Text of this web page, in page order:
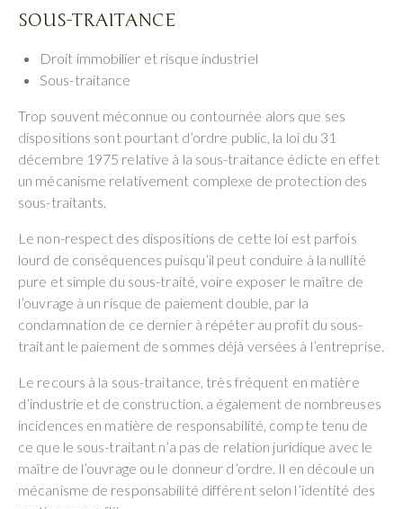
SOUS-TRAITANCE
Droit immobilier et risque industriel
Sous-traitance
Trop souvent méconnue ou contournée alors que ses
dispositions sont pourtant d’ordre public, la loi du 31
décembre 1975 relative à la sous-traitance édicte en effet
un mécanisme relativement complexe de protection des
sous-traitants.
Le non-respect des dispositions de cette loi est parfois
lourd de conséquences puisqu’il peut conduire à la nullité
pure et simple du sous-traité, voire exposer le maître de
l’ouvrage à un risque de paiement double, par la
condamnation de ce dernier à répéter au profit du sous-
traitant le paiement de sommes déjà versées à l’entreprise.
Le recours à la sous-traitance, très fréquent en matière
d’industrie et de construction, a également de nombreuses
incidences en matière de responsabilité, compte tenu de
ce que le sous-traitant n’a pas de relation juridique avec le
maître de l’ouvrage ou le donneur d’ordre. Il en découle un
mécanisme de responsabilité différent selon l’identité des